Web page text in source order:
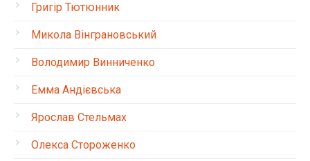
Григір Тютюнник
Микола Вінграновський
Володимир Винниченко
Емма Андієвська
Ярослав Стельмах
Олекса Стороженко